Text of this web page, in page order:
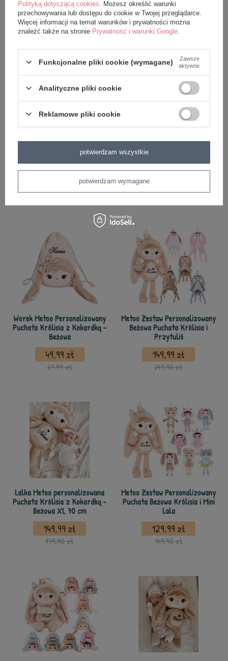
lub zużycia.
Trzymać z daleka od ognia.
Lalki Metoo pokochały dzieci na całym świecie (i my
też).Wszystkie produkty w naszym sklepie są
oryginalne i pochodzą bezpośrednio od producenta.
Aby mieć pewność, że są w 100% bezpieczne
poddaliśmy je szczegółowym testom i uzyskaliśmy
z tej samej serii
Worek Metoo Personalizowany
Puchata Królisia z Kokardką -
Beżowa
49,99 zł
69,99 zł
Metoo Zestaw Personalizowany
Beżowa Puchata Królisia i
Przytuliś
149,99 zł
249,90 zł
Lalka Metoo personalizowana
Puchata Królisia z Kokardką -
Beżowa XL 70 cm
149,99 zł
179,90 zł
Metoo Zestaw Personalizowany
Puchata Beżowa Królisia i Mini
Lala
129,99 zł
149,90 zł
Polityką dotyczącą cookies . Możesz określić warunki
przechowywania lub dostępu do cookie w Twojej przeglądarce.
Więcej informacji na temat warunków i prywatności można
znaleźć także na stronie Prywatność i warunki Google
Funkcjonalne pliki cookie (wymagane)
Zawsze
aktywne
Analityczne pliki cookie
Reklamowe pliki cookie
potwierdzam wymagane
potwierdzam wszystkie